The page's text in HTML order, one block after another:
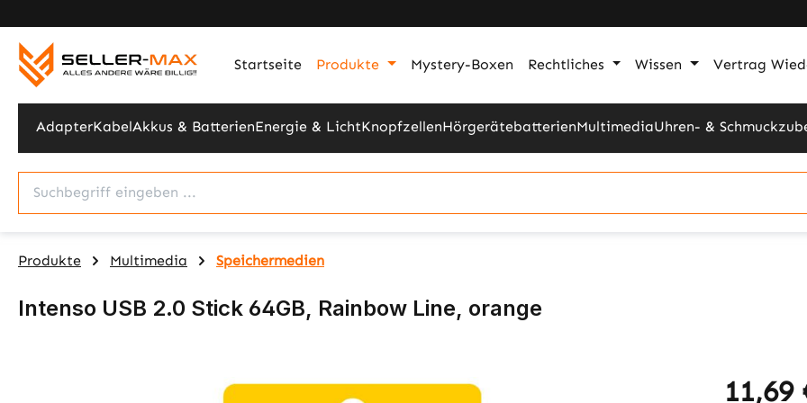
Startseite Produkte Mystery-Boxen Rechtliches Wissen Vertrag
AdapterKabelAkkus & BatterienEnergie & LichtKnopfzellenHörgerätebatterienMultimediaUhren- &
Produkte Multimedia Speichermedien
Intenso USB 2.0 Stick 64GB, Rainbow Line, orange
Regulärer
11,69